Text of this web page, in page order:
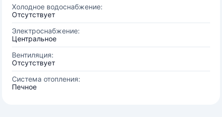
Холодное водоснабжение:
Отсутствует
Электроснабжение:
Центральное
Вентиляция:
Отсутствует
Система отопления:
Печное